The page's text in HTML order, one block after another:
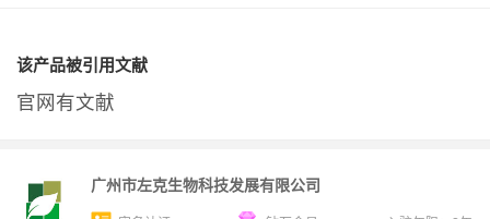
该产品被引用文献
官网有文献
广州市左克生物科技发展有限公司